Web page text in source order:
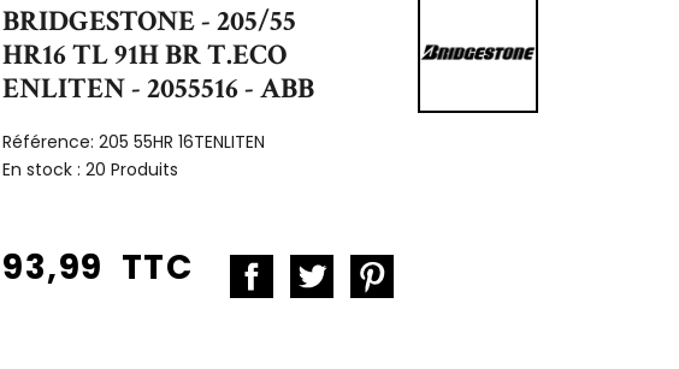
BRIDGESTONE - 205/55
HR16 TL 91H BR T.ECO
ENLITEN - 2055516 - ABB
Référence: 205 55HR 16TENLITEN
En stock : 20 Produits
93,99 TTC